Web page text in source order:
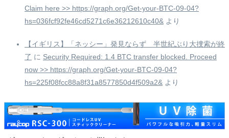
Claim here >> https://graph.org/Get-your-BTC-09-04?
hs=036fcf92fe46cd5271c6e36212610c40& より
【イギリス】「ネッシー」発見ならず 半世紀ぶり大捜索が終
了 に Security Required: 1.4 BTC transfer blocked. Proceed
now >> https://graph.org/Get-your-BTC-09-04?
hs=225f08fcc88a8f31a8577850d4f509a2& より